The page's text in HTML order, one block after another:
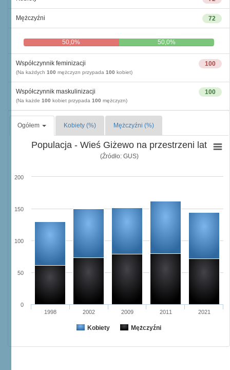
72
Mężczyźni
50,0% 50,0%
100
Współczynnik feminizacji
(Na każdych 100 mężczyzn przypada 100 kobiet)
100
Współczynnik maskulinizacji
(Na każde 100 kobiet przypada 100 mężczyzn)
Ogółem Kobiety (%) Mężczyźni (%)
Populacja - Wieś Giżewo na przestrzeni lat
(Źródło: GUS)
Kobiety Mężczyźni
1998 2002 2009 2011 2021
0
50
100
150
200